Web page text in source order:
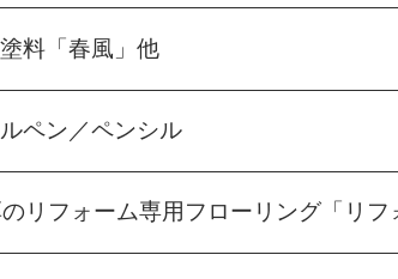
料「春風」他
ペン／ペンシル
リフォーム専用フローリング「リフ